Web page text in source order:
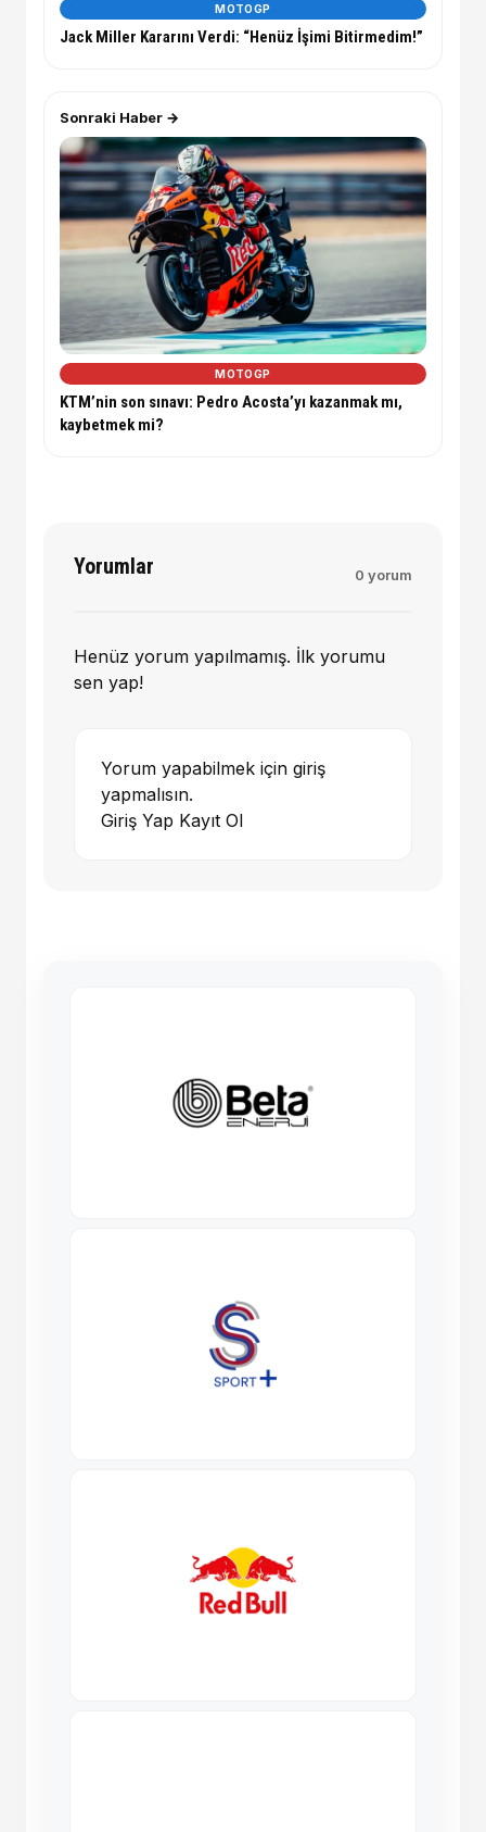
MOTOGP
Jack Miller Kararını Verdi: “Henüz İşimi Bitirmedim!”
Sonraki Haber →
MOTOGP
KTM’nin son sınavı: Pedro Acosta’yı kazanmak mı,
kaybetmek mi?
Yorumlar 0 yorum
Henüz yorum yapılmamış. İlk yorumu
sen yap!
Yorum yapabilmek için giriş
yapmalısın.
Giriş Yap Kayıt Ol